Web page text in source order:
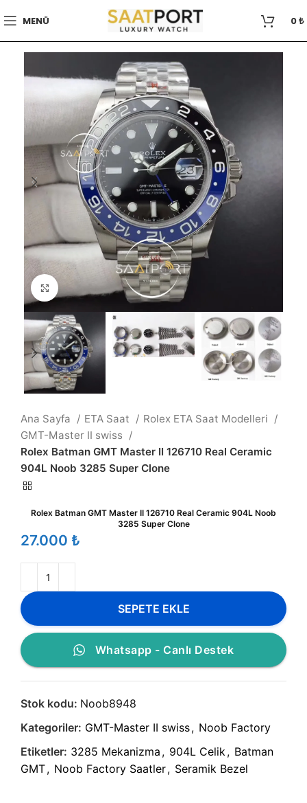
MENÜ 0₺
Büyütmek için tıklayın
Ana Sayfa ETA Saat
Rolex ETA Saat Modelleri
GMT-Master II swiss
Rolex Batman GMT Master II 126710 Real Ceramic
904L Noob 3285 Super Clone
Rolex Batman GMT Master II 126710 Real Ceramic 904L Noob
3285 Super Clone
₺
SEPETE EKLE
Whatsapp - Canlı Destek
Stok kodu: Noob8948
Kategoriler: GMT-Master II swiss, Noob Factory
Etiketler: 3285 Mekanizma , 904L Celik, Batman
GMT, Noob Factory Saatler, Seramik Bezel